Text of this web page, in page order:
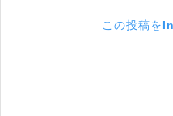
この投稿を